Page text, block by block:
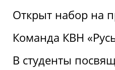
Открыт набор на
Команда КВН
В студенты